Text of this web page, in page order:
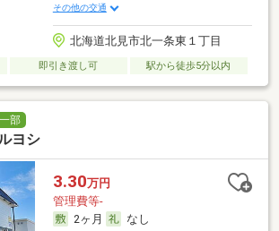
その他の交通
北海道北見市北一条東１丁目
即引き渡し可 駅から徒歩5分以内
部
ヨシ
3.30万円
管理費等-
2ヶ月
なし